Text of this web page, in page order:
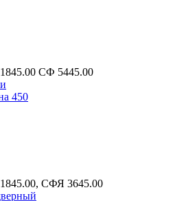
СФ 5445.00
450
СФЯ 3645.00